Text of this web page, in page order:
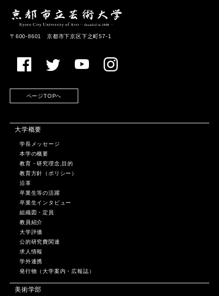
〒600-8601 京都市下京区下之町57-1
ページTOPへ
大学概要
学長メッセージ
本学の概要
教育・研究理念,目的
教育方針（ポリシー）
沿革
卒業生等の活躍
卒業生インタビュー
組織図・定員
教員紹介
大学評価
公的研究費関連
求人情報
学外連携
発行物（大学案内・広報誌）
美術学部